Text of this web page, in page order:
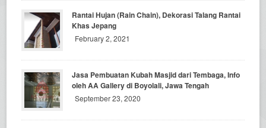
Rantai Hujan (Rain Chain), Dekorasi Talang Rantai
Khas Jepang
February 2, 2021
Jasa Pembuatan Kubah Masjid dari Tembaga, Info
oleh AA Gallery di Boyolali, Jawa Tengah
September 23, 2020